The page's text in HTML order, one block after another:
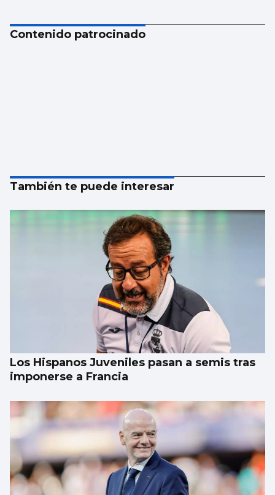
Contenido patrocinado
También te puede interesar
Los Hispanos Juveniles pasan a semis tras
imponerse a Francia